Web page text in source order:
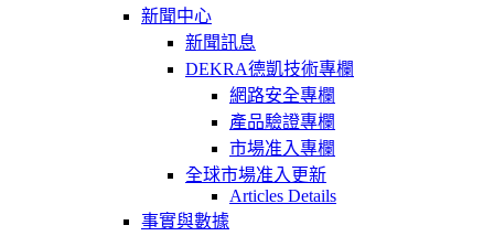
新聞中心
新聞訊息
DEKRA德凱技術專欄
網路安全專欄
產品驗證專欄
市場准入專欄
全球市場准入更新
Articles Details
事實與數據